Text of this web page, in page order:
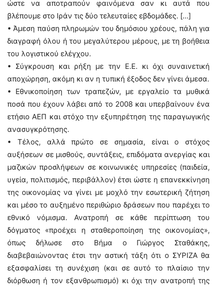
ώστε να αποτραπούν φαινόμενα σαν κι αυτά που
βλέπουμε στο Ιράν τις δύο τελευταίες εβδομάδες. […]
• Άμεση παύση πληρωμών του δημόσιου χρέους, πάλη για
διαγραφή όλου ή του μεγαλύτερου μέρους, με τη βοήθεια
του λογιστικού ελέγχου.
• Σύγκρουση και ρήξη με την Ε.Ε. κι όχι συναινετική
αποχώρηση, ακόμη κι αν η τυπική έξοδος δεν γίνει άμεσα.
• Εθνικοποίηση των τραπεζών, με εργαλείο τα μυθικά
ποσά που έχουν λάβει από το 2008 και υπερβαίνουν ένα
ετήσιο ΑΕΠ και στόχο την εξυπηρέτηση της παραγωγικής
ανασυγκρότησης.
• Τέλος, αλλά πρώτο σε σημασία, είναι ο στόχος
αυξήσεων σε μισθούς, συντάξεις, επιδόματα ανεργίας και
μαζικών προσλήψεων σε κοινωνικές υπηρεσίες (παιδεία,
υγεία, πολιτισμός, περιβάλλον) έτσι ώστε η επανεκκίνηση
της οικονομίας να γίνει με μοχλό την εσωτερική ζήτηση
και μέσο το αυξημένο περιθώριο δράσεων που παρέχει το
εθνικό νόμισμα. Ανατροπή σε κάθε περίπτωση του
δόγματος «προέχει η σταθεροποίηση της οικονομίας»,
όπως δήλωσε στο Βήμα ο Γιώργος Σταθάκης,
διαβεβαιώνοντας έτσι την αστική τάξη ότι ο ΣΥΡΙΖΑ θα
εξασφαλίσει τη συνέχιση (και σε αυτό το πλαίσιο την
διόρθωση ή τον εξανθρωπισμό) κι όχι την ανατροπή της